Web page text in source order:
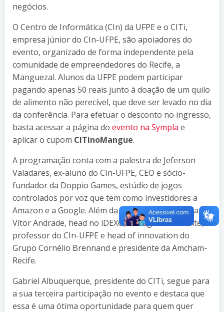
negócios.
O Centro de Informática (CIn) da UFPE e o CITi,
empresa júnior do CIn-UFPE, são apoiadores do
evento, organizado de forma independente pela
comunidade de empreendedores do Recife, a
Manguezal. Alunos da UFPE podem participar
pagando apenas 50 reais junto à doação de um quilo
de alimento não perecível, que deve ser levado no dia
da conferência. Para efetuar o desconto no ingresso,
basta acessar a página do evento na Sympla e
aplicar o cupom CITinoMangue.
A programação conta com a palestra de Jeferson
Valadares, ex-aluno do CIn-UFPE, CEO e sócio-
fundador da Doppio Games, estúdio de jogos
controlados por voz que tem como investidores a
Amazon e a Google. Além da presença confirmada de
Vítor Andrade, head no iDEXO, e Sergio Cavalcante,
professor do CIn-UFPE e head of innovation do
Grupo Cornélio Brennand e presidente da Amcham-
Recife.
Gabriel Albuquerque, presidente do CITi, segue para
a sua terceira participação no evento e destaca que
essa é uma ótima oportunidade para quem quer